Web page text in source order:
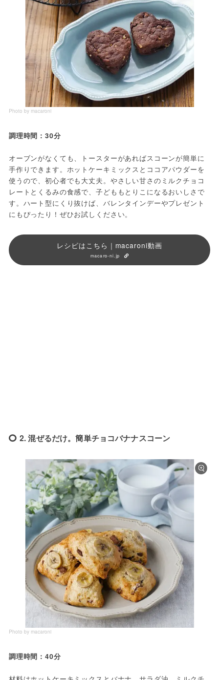
Photo by macaroni
調理時間：30分
オーブンがなくても、トースターがあればスコーンが簡単に
手作りできます。ホットケーキミックスとココアパウダーを
使うので、初心者でも大丈夫。やさしい甘さのミルクチョコ
レートとくるみの食感で、子どももとりこになるおいしさで
す。ハート型にくり抜けば、バレンタインデーやプレゼント
にもぴったり！ぜひお試しください。
レシピはこちら｜macaroni動画
macaro-ni.jp
2. 混ぜるだけ。簡単チョコバナナスコーン
Photo by macaroni
調理時間：40分